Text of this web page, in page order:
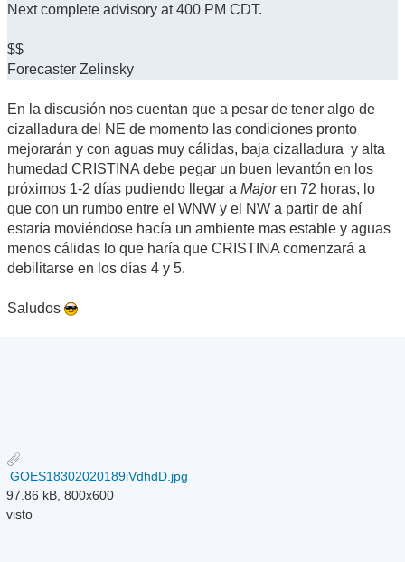
Next complete advisory at 400 PM CDT.
$$
Forecaster Zelinsky
En la discusión nos cuentan que a pesar de tener algo de
cizalladura del NE de momento las condiciones pronto
mejorarán y con aguas muy cálidas, baja cizalladura y alta
humedad CRISTINA debe pegar un buen levantón en los
próximos 1-2 días pudiendo llegar a Majoren 72 horas, lo
que con un rumbo entre el WNW y el NW a partir de ahí
estaría moviéndose hacía un ambiente mas estable y aguas
menos cálidas lo que haría que CRISTINA comenzará a
debilitarse en los días 4 y 5.
Saludos
GOES18302020189iVdhdD.jpg
97.86 kB, 800x600
visto